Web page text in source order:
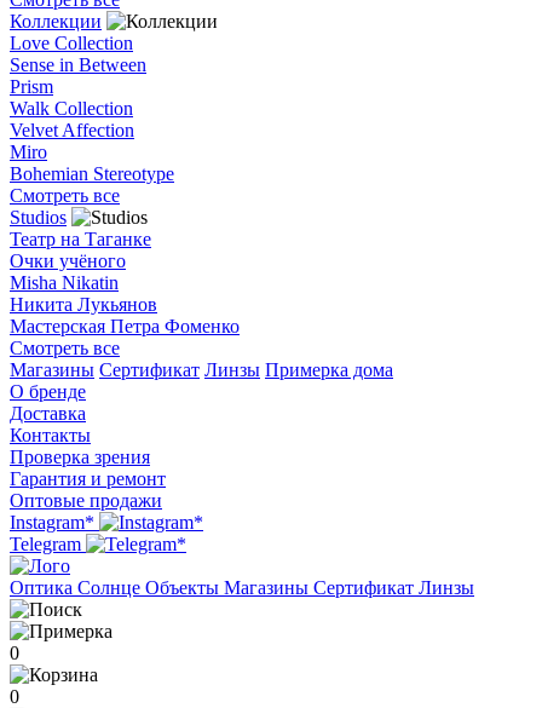
Коллекции
Love Collection
Sense in Between
Prism
Walk Collection
Velvet Affection
Miro
Bohemian Stereotype
Смотреть все
Studios
Театр на Таганке
Очки учёного
Misha Nikatin
Никита Лукьянов
Мастерская Петра Фоменко
Смотреть все
Магазины Сертификат Линзы Примерка дома
О бренде
Доставка
Контакты
Проверка зрения
Гарантия и ремонт
Оптовые продажи
Instagram*
Telegram
Оптика Солнце Объекты Магазины Сертификат Линзы
0
0